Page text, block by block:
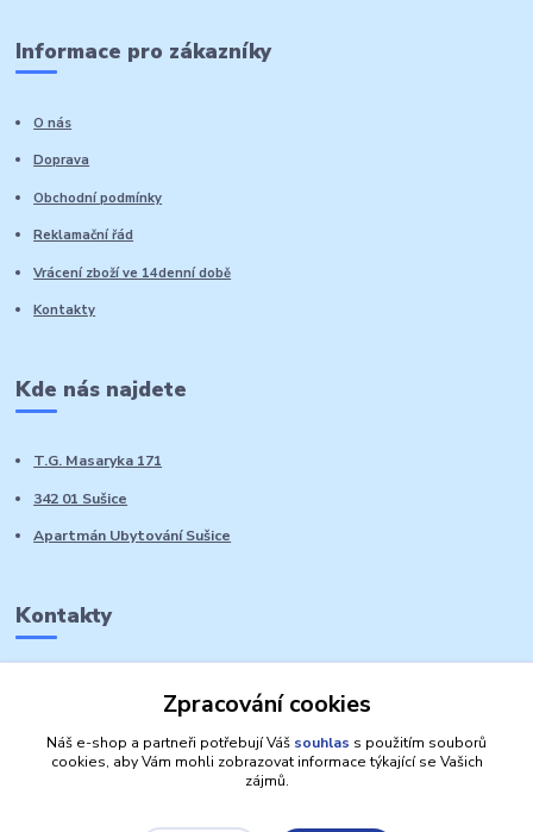
Informace pro zákazníky
O nás
Doprava
Obchodní podmínky
Reklamační řád
Vrácení zboží ve 14denní době
Kontakty
Kde nás najdete
T.G. Masaryka 171
342 01 Sušice
Apartmán Ubytování Sušice
Kontakty
Zpracování cookies
Náš e-shop a partneři potřebují Váš souhlas s použitím souborů
cookies, aby Vám mohli zobrazovat informace týkající se Vašich
zájmů.